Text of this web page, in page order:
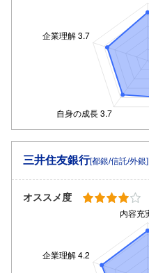
三井住友銀行[都銀/信託/外銀]
オススメ度